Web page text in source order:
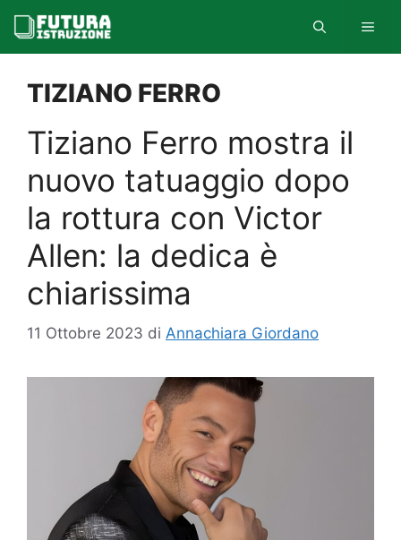
contenuto
TIZIANO FERRO
Tiziano Ferro mostra il
nuovo tatuaggio dopo
la rottura con Victor
Allen: la dedica è
chiarissima
11 Ottobre 2023 di Annachiara Giordano